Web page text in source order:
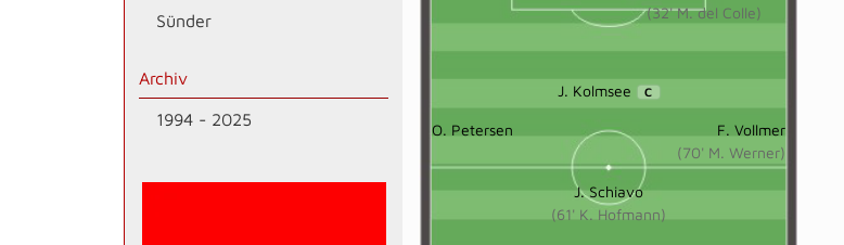
Sünder
Archiv
1994 - 2025
(32' M. del Colle)
J. Kolmsee C
O. Petersen
F. Vollmer
(70' M. Werner)
J. Schiavo
(61' K. Hofmann)